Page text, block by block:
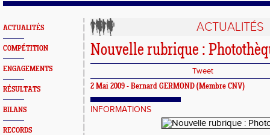
ACTUALITÉS
COMPÉTITION
ENGAGEMENTS
RÉSULTATS
BILANS
RECORDS
ACTUALITÉS
Nouvelle rubrique :
Tweet
2 Mai 2009 - Bernard GERMOND (Membre CNV)
INFORMATIONS